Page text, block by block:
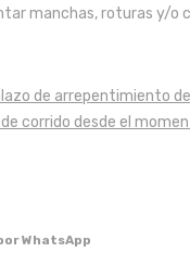
manchas, roturas y/o
de arrepentimiento
corrido desde el
WhatsApp